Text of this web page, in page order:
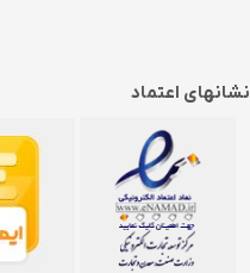
نشانهای اعتماد